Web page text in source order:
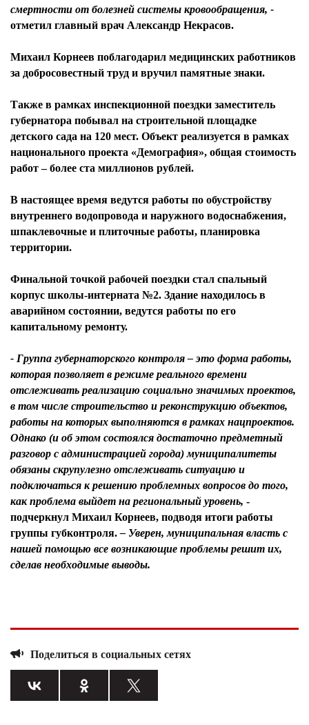
смертности от болезней системы кровообращения, -
отметил главный врач Александр Некрасов.
Михаил Корнеев поблагодарил медицинских работников
за добросовестный труд и вручил памятные знаки.
Также в рамках инспекционной поездки заместитель
губернатора побывал на строительной площадке
детского сада на 120 мест. Объект реализуется в рамках
национального проекта «Демография», общая стоимость
работ – более ста миллионов рублей.
В настоящее время ведутся работы по обустройству
внутреннего водопровода и наружного водоснабжения,
шпаклевочные и плиточные работы, планировка
территории.
Финальной точкой рабочей поездки стал спальный
корпус школы-интерната №2. Здание находилось в
аварийном состоянии, ведутся работы по его
капитальному ремонту.
- Группа губернаторского контроля – это форма работы,
которая позволяет в режиме реального времени
отслеживать реализацию социально значимых проектов,
в том числе строительство и реконструкцию объектов,
работы на которых выполняются в рамках нацпроектов.
Однако (и об этом состоялся достаточно предметный
разговор с администрацией города) муниципалитеты
обязаны скрупулезно отслеживать ситуацию и
подключаться к решению проблемных вопросов до того,
как проблема выйдет на региональный уровень, -
подчеркнул Михаил Корнеев, подводя итоги работы
группы губконтроля. – Уверен, муниципальная власть с
нашей помощью все возникающие проблемы решит их,
сделав необходимые выводы.
Поделиться в социальных сетях